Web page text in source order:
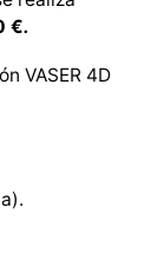
€.
VASER 4D